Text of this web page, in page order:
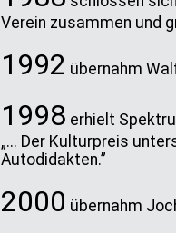
Verein zusammen und
1992 übernahm
1998 erhielt
„... Der Kulturpreis
Autodidakten.”
2000 übernahm